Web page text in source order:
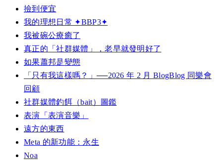
撿到便宜
我的理想日常 ✦BBP3✦
我被碗公療癒了
真正的「社群媒體」，老早就發明好了
如果蕭邦是變態
「只有我這樣嗎？」──2026 年 2 月 BlogBlog 同樂會
回顧
社群媒體釣餌（bait）圖鑑
表演「表演音樂」
遠方的東西
Meta 的新功能：永生
Noa